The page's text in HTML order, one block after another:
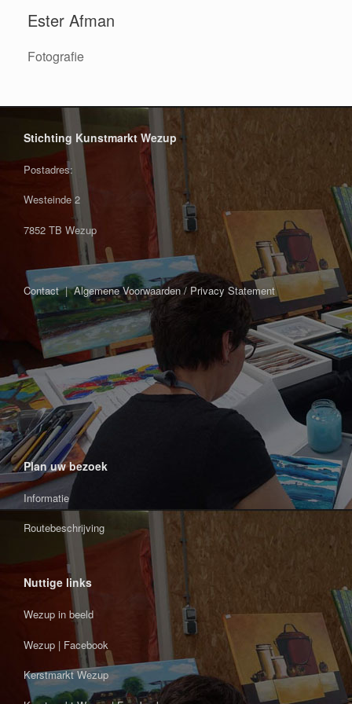
Ester Afman
Fotografie
Stichting Kunstmarkt Wezup
Postadres:
Westeinde 2
7852 TB Wezup
Contact|Algemene Voorwaarden / Privacy Statement
Plan uw bezoek
Informatie
Routebeschrijving
Nuttige links
Wezup in beeld
Wezup | Facebook
Kerstmarkt Wezup